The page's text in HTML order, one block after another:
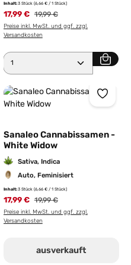
Wert ein
Inhalt:3 Stück (6,66 € / 1 Stück)
17,99 € 19,99 €
Preise inkl. MwSt. und ggf. zzgl.
Versandkosten
Produkt Anzahl: Gib den
Sanaleo Cannabissamen -
White Widow
Sativa, Indica
Auto, Feminisiert
Inhalt:3 Stück (6,66 € / 1 Stück)
17,99 € 19,99 €
Preise inkl. MwSt. und ggf. zzgl.
Versandkosten
ausverkauft